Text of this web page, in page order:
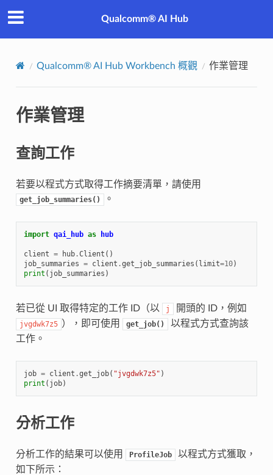
Qualcomm® AI Hub
Qualcomm® AI Hub Workbench 概觀 作業管理
作業管理
查詢工作
若要以程式方式取得工作摘要清單，請使用
get_job_summaries() 。
import qai_hub as hub
client = hub.Client ()
job_summaries = client .get_job_summaries ( limit=10)
print ( job_summaries )
若已從 UI 取得特定的工作 ID（以 j 開頭的 ID，例如
jvgdwk7z5 ），即可使用 get_job()
以程式方式查詢該
工作。
job = client .get_job( "jvgdwk7z5" )
print ( job)
分析工作
分析工作的結果可以使用 ProfileJob
以程式方式獲取，
如下所示：